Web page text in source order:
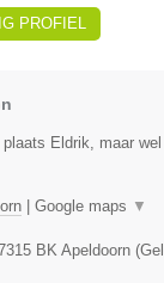
PROFIEL
Eldrik, maar
Google maps ▼
BK Apeldoorn (